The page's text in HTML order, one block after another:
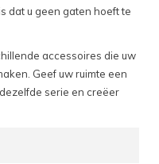
dat u geen gaten hoeft te
accessoires die uw
Geef uw ruimte een
serie en creëer